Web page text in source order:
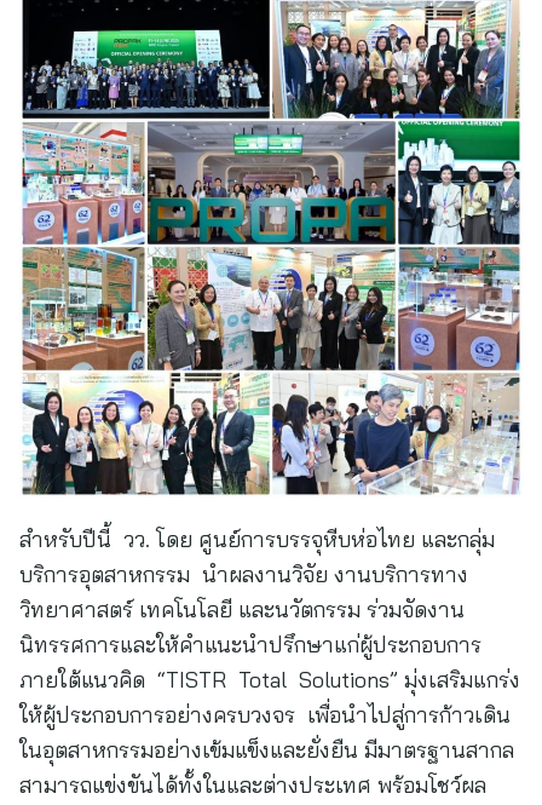
สำหรับปีนี้ วว. โดย ศูนย์การบรรจุหีบห่อไทย และกลุ่ม
บริการอุตสาหกรรม นำผลงานวิจัย งานบริการทาง
วิทยาศาสตร์ เทคโนโลยี และนวัตกรรม ร่วมจัดงาน
นิทรรศการและให้คำแนะนำปรึกษาแก่ผู้ประกอบการ
ภายใต้แนวคิด “TISTR Total Solutions” มุ่งเสริมแกร่ง
ให้ผู้ประกอบการอย่างครบวงจร เพื่อนำไปสู่การก้าวเดิน
ในอุตสาหกรรมอย่างเข้มแข็งและยั่งยืน มีมาตรฐานสากล
สามารถแข่งขันได้ทั้งในและต่างประเทศ พร้อมโชว์ผล